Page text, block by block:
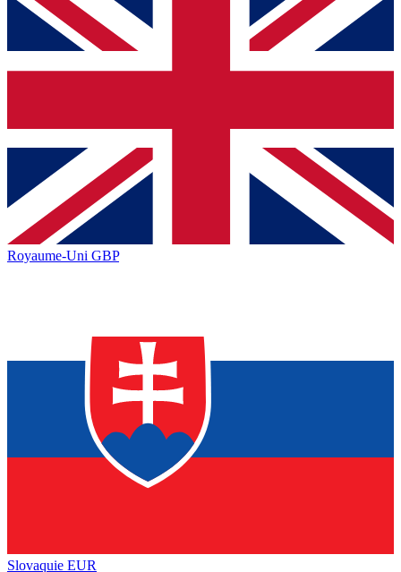
Royaume-Uni GBP
Slovaquie EUR